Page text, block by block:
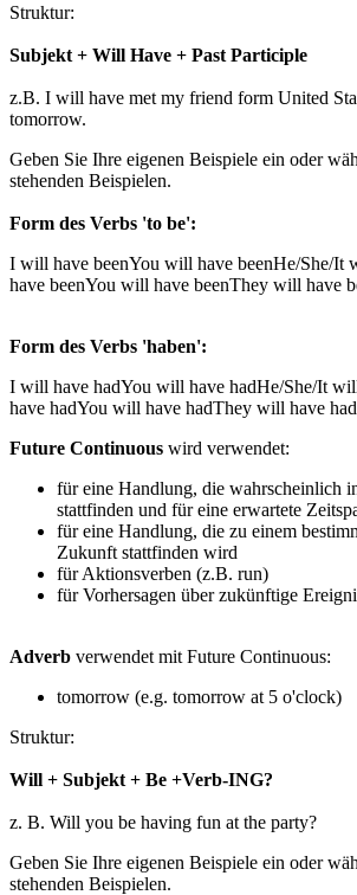
Struktur:
Subjekt + Will Have + Past Participle
z.B. I will have met my friend form United
tomorrow.
Geben Sie Ihre eigenen Beispiele ein oder
stehenden Beispielen.
Form des Verbs 'to be':
I will have beenYou will have beenHe/She/It
have beenYou will have beenThey will have
Form des Verbs 'haben':
I will have hadYou will have hadHe/She/It
have hadYou will have hadThey will have had
Future Continuous wird verwendet:
für eine Handlung, die wahrscheinlich
stattfinden und für eine erwartete
für eine Handlung, die zu einem
Zukunft stattfinden wird
für Aktionsverben (z.B. run)
für Vorhersagen über zukünftige
Adverb verwendet mit Future Continuous:
tomorrow (e.g. tomorrow at 5 o'clock)
Struktur:
Will + Subjekt + Be +Verb-ING?
z. B. Will you be having fun at the party?
Geben Sie Ihre eigenen Beispiele ein oder
stehenden Beispielen.